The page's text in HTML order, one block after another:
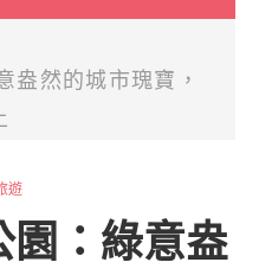
盎然的城市瑰寶，
遊
園：綠意盎